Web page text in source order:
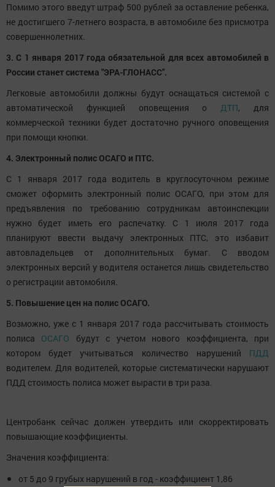
Помимо этого введут штраф 500 рублей за оставление ребенка,
не достигшего 7-летнего возраста, в автомобиле без присмотра
совершеннолетних.
3. С 1 января 2017 года обязательной для всех автомобилей в
России станет система "ЭРА-ГЛОНАСС".
Легковые автомобили должны будут оснащаться системой с
автоматической функцией оповещения о ДТП, для
коммерческой техники будет достаточно ручного оповещения
при помощи кнопки.
4. Электронный полис ОСАГО и ПТС.
С 1 января 2017 года водитель в круглосуточном режиме
сможет оформить электронный полис ОСАГО, при этом для
предъявления по требованию сотрудникам автоинспекции
нужно будет иметь его распечатку. С 1 июля 2017 года
планируют ввести выдачу электронных ПТС, это избавит
автовладельцев от дополнительных бумаг. С вводом
электронных версий у водителя останется лишь свидетельство
о регистрации автомобиля.
5. Повышение цен на полис ОСАГО.
Возможно, уже с 1 января 2017 года рассчитывать стоимость
полиса ОСАГО будут с учетом нового коэффициента, при
котором будет учитываться количество нарушений ПДД
водителем. Для водителей, которые систематически нарушают
ПДД стоимость полиса может вырасти в три раза.
Центробанк сейчас должен утвердить или скорректировать
повышающие коэффициенты.
Значения коэффициента:
от 5 до 9 грубых нарушений в год - коэффициент 1,86